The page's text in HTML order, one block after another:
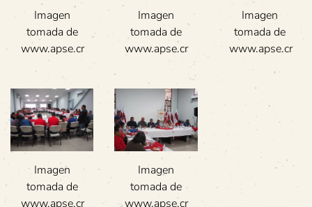
Imagen
tomada de
www.apse.cr
Imagen
tomada de
www.apse.cr
Imagen
tomada de
www.apse.cr
Imagen
tomada de
www.apse.cr
Imagen
tomada de
www.apse.cr